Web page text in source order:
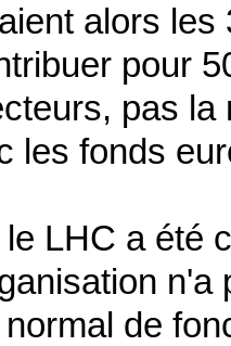
alors
pour
pas
les fonds
LHC a été
de